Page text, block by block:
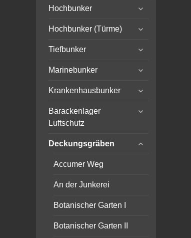
Hochbunker
expand
menu
Hochbunker (Türme)
expand
menu
Tiefbunker
expand
menu
Marinebunker
expand
menu
Krankenhausbunker
expand
menu
Barackenlager
Luftschutz
expand
Deckungsgräben
expand
Accumer Weg
An der Junkerei
Botanischer Garten I
Botanischer Garten II